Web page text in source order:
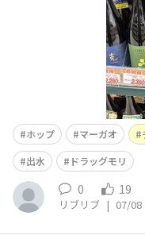
ホップ マーガオ
出水
ドラッグモリ
0 19
リブリブ | 07/08